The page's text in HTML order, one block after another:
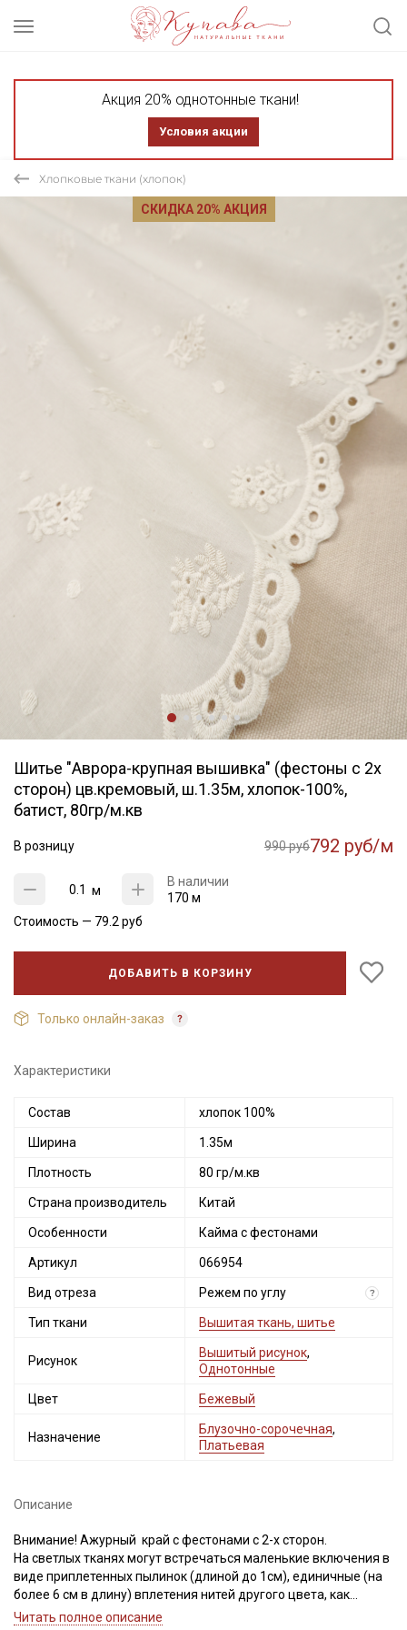
Акция 20% однотонные ткани!
Условия акции
Хлопковые ткани (хлопок)
СКИДКА 20% АКЦИЯ
Шитье "Аврора-крупная вышивка" (фестоны с 2х
сторон) цв.кремовый, ш.1.35м, хлопок-100%,
батист, 80гр/м.кв
В розницу 990 руб792 руб/м
м
В наличии
170 м
Стоимость — 79.2 руб
ДОБАВИТЬ В КОРЗИНУ
Только онлайн-заказ
Характеристики
Состав хлопок 100%
Ширина 1.35м
Плотность 80 гр/м.кв
Страна производитель Китай
Особенности Кайма с фестонами
Артикул 066954
Вид отреза Режем по углу ?
Тип ткани Вышитая ткань, шитье
Рисунок
Вышитый рисунок,
Однотонные
Цвет Бежевый
Назначение
Блузочно-сорочечная,
Платьевая
Описание
Внимание! Ажурный край с фестонами с 2-х сторон.
На светлых тканях могут встречаться маленькие включения в
виде приплетенных пылинок (длиной до 1см), единичные (на
более 6 см в длину) вплетения нитей другого цвета, как
продольные, так и поперечные, могут встретиться маленькие
Читать полное описание